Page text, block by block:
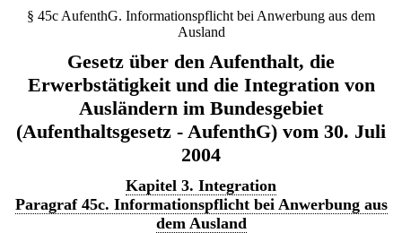
§ 45c AufenthG. Informationspflicht bei Anwerbung aus dem
Ausland
Gesetz über den Aufenthalt, die
Erwerbstätigkeit und die Integration von
Ausländern im Bundesgebiet
(Aufenthaltsgesetz - AufenthG) vom 30. Juli
2004
Kapitel 3. Integration
Paragraf 45c. Informationspflicht bei Anwerbung aus
dem Ausland